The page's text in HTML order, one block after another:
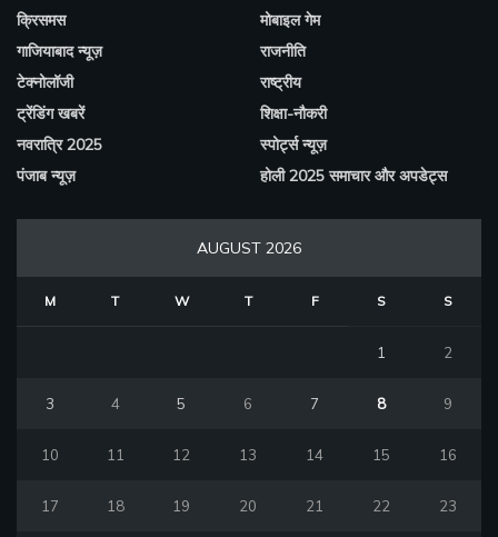
क्रिसमस
गाजियाबाद न्यूज़
टेक्नोलॉजी
ट्रेंडिंग खबरें
नवरात्रि 2025
पंजाब न्यूज़
मोबाइल गेम
राजनीति
राष्ट्रीय
शिक्षा-नौकरी
स्पोर्ट्स न्यूज़
होली 2025 समाचार और अपडेट्स
AUGUST 2026
M T W T F S S
1 2
3 4 5 6 7 8 9
10 11 12 13 14 15 16
17 18 19 20 21 22 23